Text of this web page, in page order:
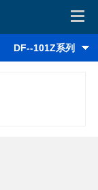
DF--101Z系列